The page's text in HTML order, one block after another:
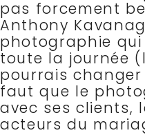
pas forcement
Anthony
photographie
toute la journée
pourrais
faut que le
avec ses clients,
acteurs du